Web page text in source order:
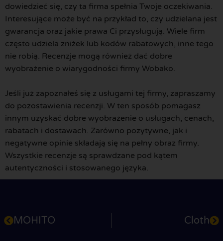
dowiedzieć się, czy ta firma spełnia Twoje oczekiwania.
Interesujące może być na przykład to, czy udzielana jest
gwarancja oraz jakie prawa Ci przysługują. Wiele firm
często udziela zniżek lub kodów rabatowych, inne tego
nie robią. Recenzje mogą również dać dobre
wyobrażenie o wiarygodności firmy Wobako.
Jeśli już zapoznałeś się z usługami tej firmy, zapraszamy
do pozostawienia recenzji. W ten sposób pomagasz
innym uzyskać dobre wyobrażenie o usługach, cenach,
rabatach i dostawach. Zarówno pozytywne, jak i
negatywne opinie składają się na pełny obraz firmy.
Wszystkie recenzje są sprawdzane pod kątem
autentyczności i stosowanego języka.
MOHITO Cloth